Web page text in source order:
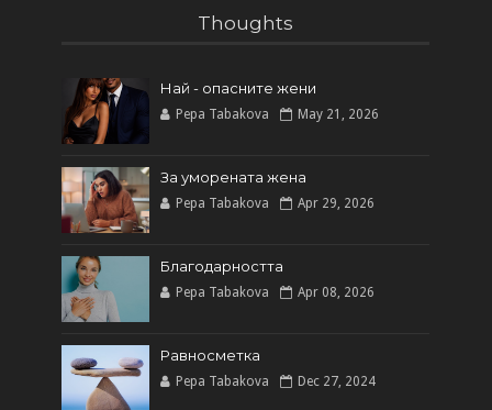
Thoughts
Най - опасните жени
Pepa Tabakova May 21, 2026
За уморената жена
Pepa Tabakova Apr 29, 2026
Благодарността
Pepa Tabakova Apr 08, 2026
Равносметка
Pepa Tabakova Dec 27, 2024